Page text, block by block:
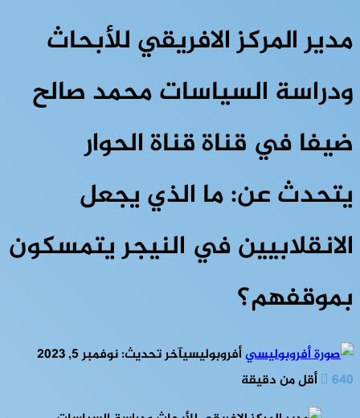
مدير المركز الافريقي للأبحاث
ودراسة السياسات محمد صالح
ضيفا في قناة قناة الحوار
يتحدث عن: ما الذي يجعل
الانقلابيين في النيجر يتمسكون
بموقفهم؟
أفروبوليسيآخر تحديث: نوفمبر 5, 2023
640
أقل من دقيقة